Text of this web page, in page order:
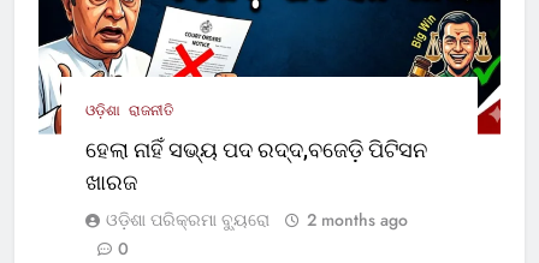
ଓଡ଼ିଶା ରାଜନୀତି
ହେଲା ନାହିଁ ସଭ୍ୟ ପଦ ରଦ୍ଦ,ବଜେଡ଼ି ପିଟିସନ
ଖାରଜ
ଓଡ଼ିଶା ପରିକ୍ରମା ବ୍ୟୁରୋ
2 months ago
0